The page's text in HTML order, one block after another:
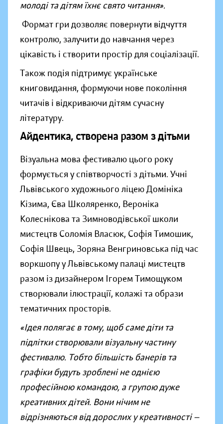
молоді та дітям їхнє свято читання».
Формат гри дозволяє повернути відчуття
контролю, залучити до навчання через
цікавість і створити простір для соціалізації.
Також подія підтримує українське
книговидання, формуючи нове покоління
читачів і відкриваючи дітям сучасну
літературу.
Айдентика, створена разом з дітьми
Візуальна мова фестивалю цього року
формується у співтворчості з дітьми. Учні
Львівського художнього ліцею Домініка
Кізима, Єва Школяренко, Вероніка
Колеснікова та Зимноводівської школи
мистецтв Соломія Власюк, Софія Тимошик,
Софія Швець, Зоряна Венгриновська під час
воркшопу у Львівському палаці мистецтв
разом із дизайнером Ігорем Тимощуком
створювали ілюстрації, колажі та образи
тематичних просторів.
«Ідея полягає в тому, щоб саме діти та
підлітки створювали візуальну частину
фестивалю. Тобто більшість банерів та
графіки будуть зроблені не однією
професійною командою, а групою дуже
креативних дітей. Вони нічим не
відрізняються від дорослих у креативності —